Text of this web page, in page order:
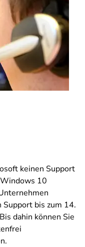
keinen Support
10
bis zum 14.
Bis dahin können Sie